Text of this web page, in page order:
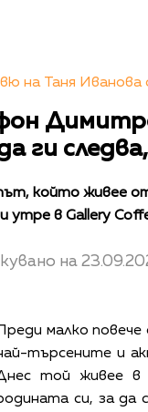
на Таня
ги
който живее от
утре в Gallery
на
малко
търсените и
той живее в
си, за да